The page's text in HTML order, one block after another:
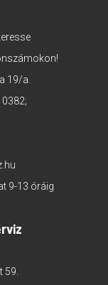
19/a.
0382;
9-13 óráig
59.